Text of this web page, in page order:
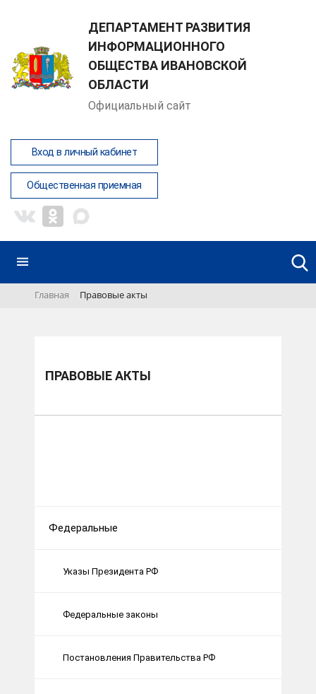
ДЕПАРТАМЕНТ РАЗВИТИЯ
ИНФОРМАЦИОННОГО
ОБЩЕСТВА ИВАНОВСКОЙ
ОБЛАСТИ
Официальный сайт
Вход в личный кабинет
Общественная приемная
Главная Правовые акты
ПРАВОВЫЕ АКТЫ
Федеральные
Указы Президента РФ
Федеральные законы
Постановления Правительства РФ